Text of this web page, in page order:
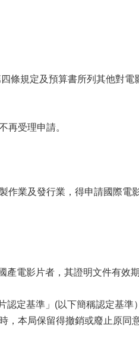
條規定及預算書所列其他對
再受理申請。
業及發行業，得申請國際電
電影片者，其證明文件有效
定基準」(以下簡稱認定基
本局保留得撤銷或廢止原同